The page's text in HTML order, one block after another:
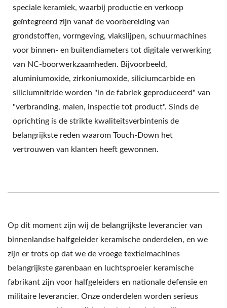
speciale keramiek, waarbij productie en verkoop
geïntegreerd zijn vanaf de voorbereiding van
grondstoffen, vormgeving, vlakslijpen, schuurmachines
voor binnen- en buitendiameters tot digitale verwerking
van NC-boorwerkzaamheden. Bijvoorbeeld,
aluminiumoxide, zirkoniumoxide, siliciumcarbide en
siliciumnitride worden "in de fabriek geproduceerd" van
"verbranding, malen, inspectie tot product". Sinds de
oprichting is de strikte kwaliteitsverbintenis de
belangrijkste reden waarom Touch-Down het
vertrouwen van klanten heeft gewonnen.
Op dit moment zijn wij de belangrijkste leverancier van
binnenlandse halfgeleider keramische onderdelen, en we
zijn er trots op dat we de vroege textielmachines
belangrijkste garenbaan en luchtsproeier keramische
fabrikant zijn voor halfgeleiders en nationale defensie en
militaire leverancier. Onze onderdelen worden serieus